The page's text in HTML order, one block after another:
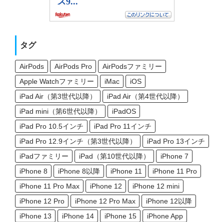
タグ
AirPods AirPods Pro
AirPodsファミリー
Apple Watchファミリー
iMac
iOS
iPad Air（第3世代以降）
iPad Air（第4世代以降）
iPad mini（第6世代以降）
iPadOS
iPad Pro 10.5インチ
iPad Pro 11インチ
iPad Pro 12.9インチ（第3世代以降）
iPad Pro 13インチ
iPadファミリー
iPad（第10世代以降）
iPhone 7
iPhone 8
iPhone 8以降 iPhone 11
iPhone 11 Pro
iPhone 11 Pro Max
iPhone 12
iPhone 12 mini
iPhone 12 Pro
iPhone 12 Pro Max
iPhone 12以降
iPhone 13
iPhone 14 iPhone 15
iPhone App